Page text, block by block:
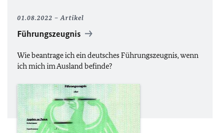
01.08.2022 Artikel
Führungszeugnis
Wie beantrage ich ein deutsches Führungszeugnis, wenn
ich mich im Ausland befinde?